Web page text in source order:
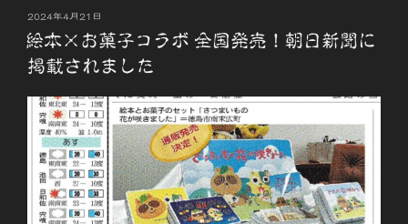
投
稿
日:
2024年4月21日
絵本×お菓子コラボ 全国発売！朝日新聞に
掲載されました